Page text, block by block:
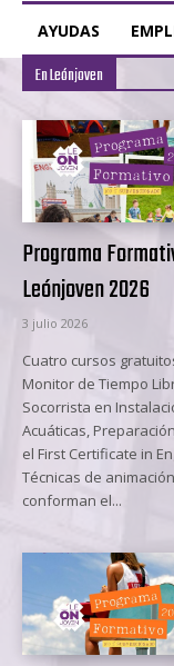
AYUDAS
En Leónjoven
Programa
Leónjoven 2026
3 julio 2026
Cuatro cursos
Monitor de Tiempo
Socorrista en
Acuáticas,
el First Certificate in
Técnicas de
conforman el...